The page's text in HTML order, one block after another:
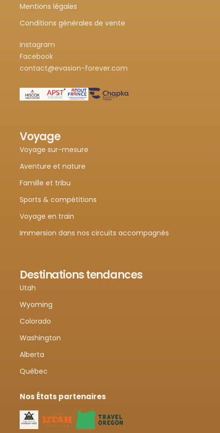
Mentions légales
Conditions générales de vente
Instagram
Facebook
contact@evasion-forever.com
Voyage
Voyage sur-mesure
Aventure et nature
Famille et tribu
Sports & compétitions
Voyage en train
Immersion dans nos circuits accompagnés
Destinations tendances
Utah
Wyoming
Colorado
Washington
Alberta
Québec
Nos États partenaires